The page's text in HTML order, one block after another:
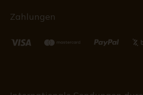
Zahlungen